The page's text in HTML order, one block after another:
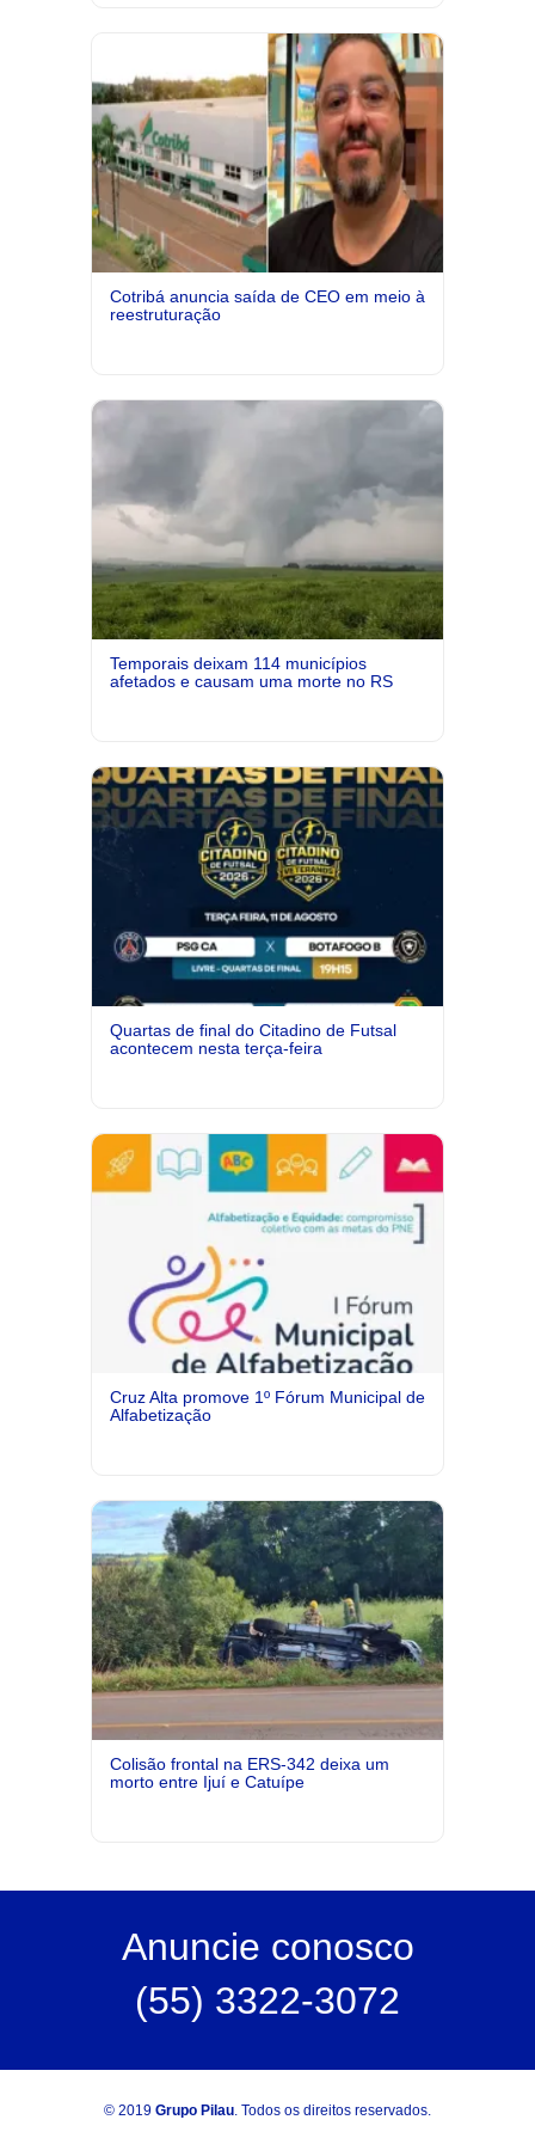
Cotribá anuncia saída de CEO em meio à
reestruturação
Temporais deixam 114 municípios
afetados e causam uma morte no RS
Quartas de final do Citadino de Futsal
acontecem nesta terça-feira
Cruz Alta promove 1º Fórum Municipal de
Alfabetização
Colisão frontal na ERS-342 deixa um
morto entre Ijuí e Catuípe
Anuncie conosco
(55) 3322-3072
© 2019 Grupo Pilau. Todos os direitos reservados.